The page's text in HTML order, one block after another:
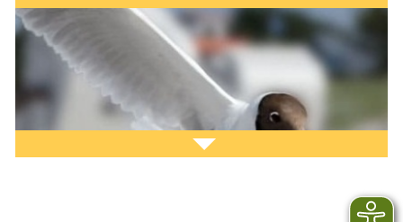
Sie möchtenIhr Ferien­objektim Informa­tions­
system www.Treffpunkt-Ostsee.de präsentieren?
Gern helfen wir Ihnen dabei. Nehmen Sie